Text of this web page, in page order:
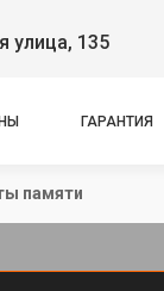
улица, 135
ГАРАНТИЯ
памяти